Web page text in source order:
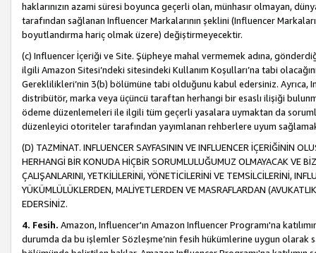
haklarınızın azami süresi boyunca geçerli olan, münhasır olmayan,
tarafından sağlanan Influencer Markalarının şeklini (Influencer
boyutlandırma hariç olmak üzere) değiştirmeyecektir.
(c) Influencer İçeriği ve Site. Şüpheye mahal vermemek adına,
ilgili Amazon Sitesi’ndeki sitesindeki Kullanım Koşulları’na tabi
Gereklilikleri’nin 3(b) bölümüne tabi olduğunu kabul edersiniz. Ayrıca,
distribütör, marka veya üçüncü taraftan herhangi bir esaslı ilişiği
ödeme düzenlemeleri ile ilgili tüm geçerli yasalara uymaktan da
düzenleyici otoriteler tarafından yayımlanan rehberlere uyum
(D) TAZMİNAT. INFLUENCER SAYFASININ VE INFLUENCER İÇERİĞİNİN
HERHANGİ BİR KONUDA HİÇBİR SORUMLULUĞUMUZ OLMAYACAK VE
ÇALIŞANLARINI, YETKİLİLERİNİ, YÖNETİCİLERİNİ VE TEMSİLCİLERİNİ,
YÜKÜMLÜLÜKLERDEN, MALİYETLERDEN VE MASRAFLARDAN
EDERSİNİZ.
4. Fesih. Amazon, Influencer'ın Amazon Influencer Programı'na
durumda da bu işlemler Sözleşme’nin fesih hükümlerine uygun olarak